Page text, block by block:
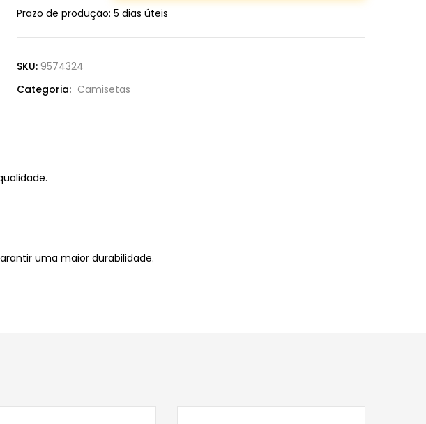
me
Branca
quantidade
Prazo de produção: 5 dias úteis
SKU: 9574324
Categoria: Camisetas
uma maior durabilidade.